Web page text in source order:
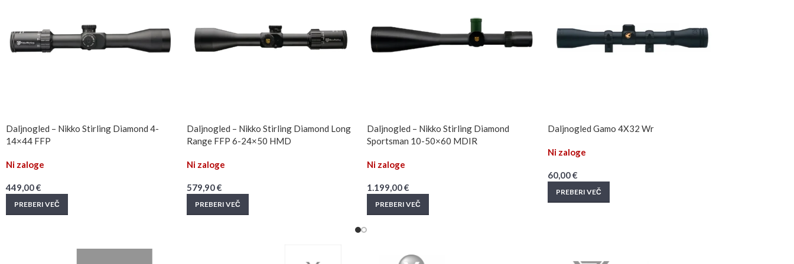
Daljnogled – Nikko Stirling Diamond 4-
14×44 FFP
Ni zaloge
449,00€
PREBERI VEČ
Daljnogled – Nikko Stirling Diamond Long
Range FFP 6-24×50 HMD
Ni zaloge
579,90€
PREBERI VEČ
Daljnogled – Nikko Stirling Diamond
Sportsman 10-50×60 MDIR
Ni zaloge
1.199,00€
PREBERI VEČ
Daljnogled Gamo 4X32 Wr
Ni zaloge
60,00€
PREBERI VEČ